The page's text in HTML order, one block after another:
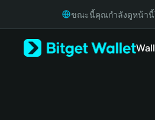
Русский
ขณะนี้คุณกำลังดูหน้านี้